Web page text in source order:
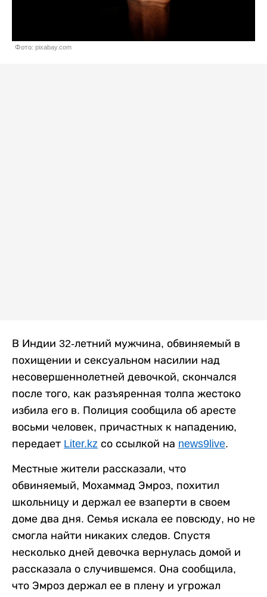
Фото: pixabay.com
В Индии 32-летний мужчина, обвиняемый в
похищении и сексуальном насилии над
несовершеннолетней девочкой, скончался
после того, как разъяренная толпа жестоко
избила его в. Полиция сообщила об аресте
восьми человек, причастных к нападению,
передает Liter.kz со ссылкой на news9live.
Местные жители рассказали, что
обвиняемый, Мохаммад Эмроз, похитил
школьницу и держал ее взаперти в своем
доме два дня. Семья искала ее повсюду, но не
смогла найти никаких следов. Спустя
несколько дней девочка вернулась домой и
рассказала о случившемся. Она сообщила,
что Эмроз держал ее в плену и угрожал